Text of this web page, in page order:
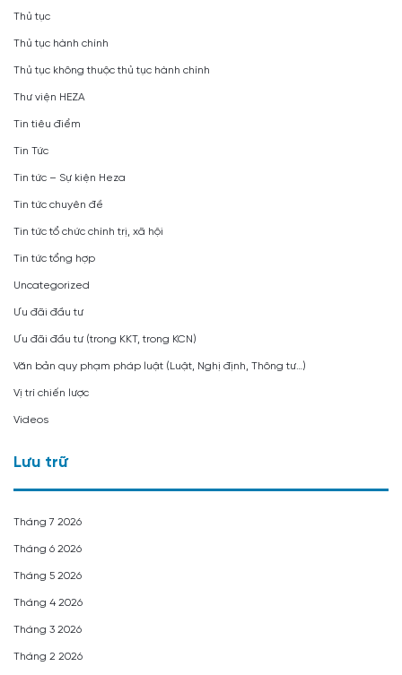
Thủ tục
Thủ tục hành chính
Thủ tục không thuộc thủ tục hành chính
Thư viện HEZA
Tin tiêu điểm
Tin Tức
Tin tức – Sự kiện Heza
Tin tức chuyên đề
Tin tức tổ chức chính trị, xã hội
Tin tức tổng hợp
Uncategorized
Ưu đãi đầu tư
Ưu đãi đầu tư (trong KKT, trong KCN)
Văn bản quy phạm pháp luật (Luật, Nghị định, Thông tư…)
Vị trí chiến lược
Videos
Lưu trữ
Tháng 7 2026
Tháng 6 2026
Tháng 5 2026
Tháng 4 2026
Tháng 3 2026
Tháng 2 2026